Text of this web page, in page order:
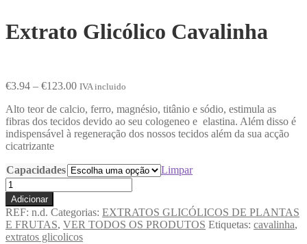
Extrato Glicólico Cavalinha
€3.94 – €123.00 IVA incluido
Alto teor de calcio, ferro, magnésio, titânio e sódio, estimula as
fibras dos tecidos devido ao seu cologeneo e elastina. Além disso é
indispensável à regeneração dos nossos tecidos além da sua acção
cicatrizante
Capacidades Limpar
Adicionar
REF: n.d. Categorias: EXTRATOS GLICÓLICOS DE PLANTAS
E FRUTAS, VER TODOS OS PRODUTOS Etiquetas: cavalinha,
extratos glicolicos